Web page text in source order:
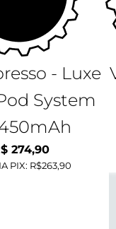
- Luxe
System
274,90
PIX: R$263,90